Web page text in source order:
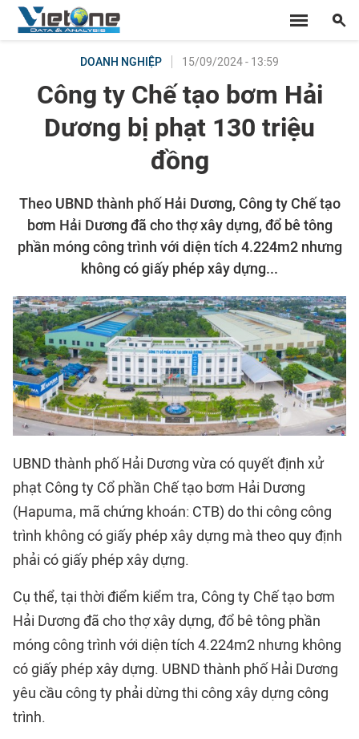
DOANH NGHIỆP 15/09/2024 - 13:59
Công ty Chế tạo bơm Hải
Dương bị phạt 130 triệu
đồng
Theo UBND thành phố Hải Dương, Công ty Chế tạo
bơm Hải Dương đã cho thợ xây dựng, đổ bê tông
phần móng công trình với diện tích 4.224m2 nhưng
không có giấy phép xây dựng...
UBND thành phố Hải Dương vừa có quyết định xử
phạt Công ty Cổ phần Chế tạo bơm Hải Dương
(Hapuma, mã chứng khoán: CTB) do thi công công
trình không có giấy phép xây dựng mà theo quy định
phải có giấy phép xây dựng.
Cụ thể, tại thời điểm kiểm tra, Công ty Chế tạo bơm
Hải Dương đã cho thợ xây dựng, đổ bê tông phần
móng công trình với diện tích 4.224m2 nhưng không
có giấy phép xây dựng. UBND thành phố Hải Dương
yêu cầu công ty phải dừng thi công xây dựng công
trình.